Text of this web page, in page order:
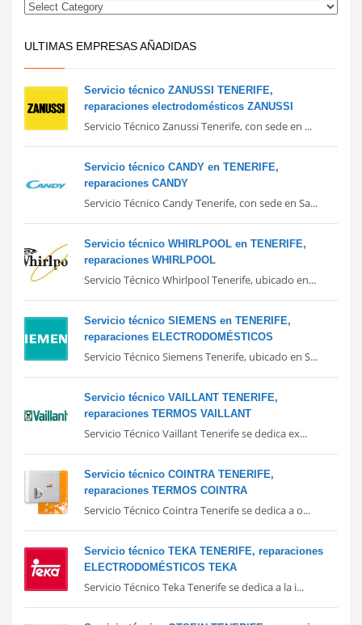
ULTIMAS EMPRESAS AÑADIDAS
Servicio técnico ZANUSSI TENERIFE,
reparaciones electrodomésticos ZANUSSI
Servicio Técnico Zanussi Tenerife, con sede en ...
Servicio técnico CANDY en TENERIFE,
reparaciones CANDY
Servicio Técnico Candy Tenerife, con sede en Sa...
Servicio técnico WHIRLPOOL en TENERIFE,
reparaciones WHIRLPOOL
Servicio Técnico Whirlpool Tenerife, ubicado en...
Servicio técnico SIEMENS en TENERIFE,
reparaciones ELECTRODOMÉSTICOS
Servicio Técnico Siemens Tenerife, ubicado en S...
Servicio técnico VAILLANT TENERIFE,
reparaciones TERMOS VAILLANT
Servicio Técnico Vaillant Tenerife se dedica ex...
Servicio técnico COINTRA TENERIFE,
reparaciones TERMOS COINTRA
Servicio Técnico Cointra Tenerife se dedica a o...
Servicio técnico TEKA TENERIFE, reparaciones
ELECTRODOMÉSTICOS TEKA
Servicio Técnico Teka Tenerife se dedica a la i...